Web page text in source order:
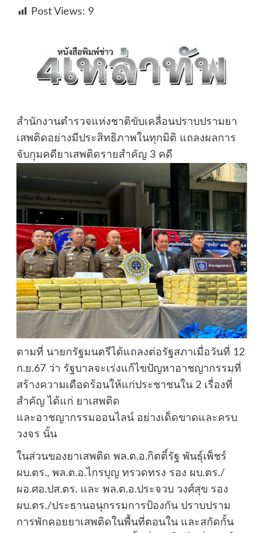
Post Views: 9
สำนักงานตำรวจแห่งชาติขับเคลื่อนปราบปรามยา
เสพติดอย่างมีประสิทธิภาพในทุกมิติ แถลงผลการ
จับกุมคดียาเสพติดรายสำคัญ 3 คดี
ตามที่ นายกรัฐมนตรีได้แถลงต่อรัฐสภาเมื่อวันที่ 12
ก.ย.67 ว่า รัฐบาลจะเร่งแก้ไขปัญหาอาชญากรรมที่
สร้างความเดือดร้อนให้แก่ประชาชนใน 2 เรื่องที่
สำคัญ ได้แก่ ยาเสพติด
และอาชญากรรมออนไลน์ อย่างเด็ดขาดและครบ
วงจร นั้น
ในส่วนของยาเสพติด พล.ต.อ.กิตติ์รัฐ พันธุ์เพ็ชร์
ผบ.ตร., พล.ต.อ.ไกรบุญ ทรวดทรง รอง ผบ.ตร./
ผอ.ศอ.ปส.ตร. และ พล.ต.อ.ประจวบ วงศ์สุข รอง
ผบ.ตร./ประธานอนุกรรมการป้องกัน ปราบปราม
การพักคอยยาเสพติดในพื้นที่ตอนใน และสกัดกั้น